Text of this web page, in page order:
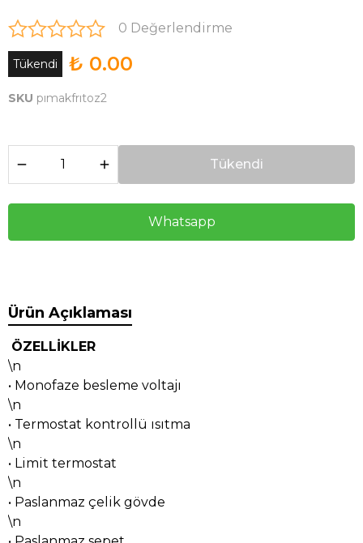
0 Değerlendirme
Tükendi ₺ 0.00
SKU pımakfrıtoz2
Tükendi
Whatsapp
Ürün Açıklaması
ÖZELLİKLER
\n
• Monofaze besleme voltajı
\n
• Termostat kontrollü ısıtma
\n
• Limit termostat
\n
• Paslanmaz çelik gövde
\n